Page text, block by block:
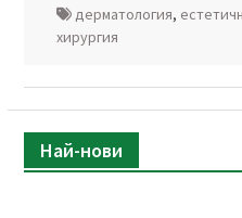
дерматология,
хирургия
Най-нови